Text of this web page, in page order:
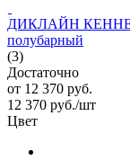
ДИКЛАЙН КЕННЕР
полубарный
(3)
Достаточно
от 12 370 руб.
12 370 руб./шт
Цвет